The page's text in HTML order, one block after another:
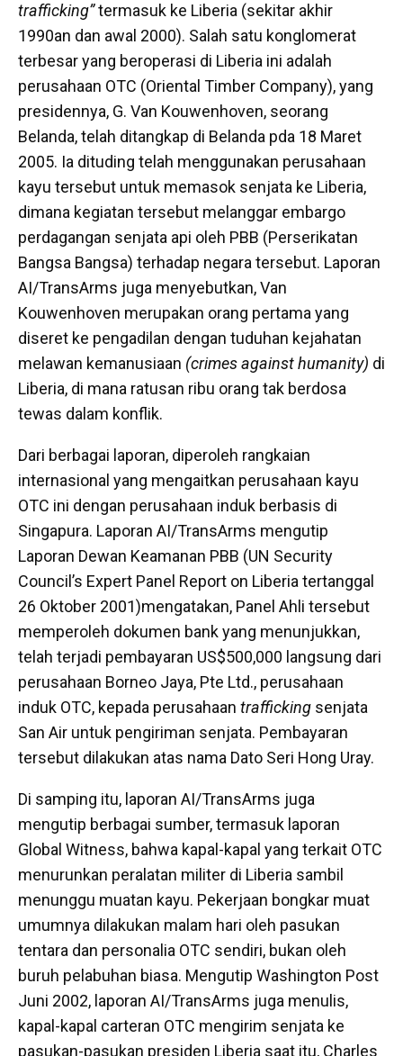
trafficking”termasuk ke Liberia (sekitar akhir
1990an dan awal 2000). Salah satu konglomerat
terbesar yang beroperasi di Liberia ini adalah
perusahaan OTC (Oriental Timber Company), yang
presidennya, G. Van Kouwenhoven, seorang
Belanda, telah ditangkap di Belanda pda 18 Maret
2005. Ia dituding telah menggunakan perusahaan
kayu tersebut untuk memasok senjata ke Liberia,
dimana kegiatan tersebut melanggar embargo
perdagangan senjata api oleh PBB (Perserikatan
Bangsa Bangsa) terhadap negara tersebut. Laporan
AI/TransArms juga menyebutkan, Van
Kouwenhoven merupakan orang pertama yang
diseret ke pengadilan dengan tuduhan kejahatan
melawan kemanusiaan (crimes against humanity) di
Liberia, di mana ratusan ribu orang tak berdosa
tewas dalam konflik.
Dari berbagai laporan, diperoleh rangkaian
internasional yang mengaitkan perusahaan kayu
OTC ini dengan perusahaan induk berbasis di
Singapura. Laporan AI/TransArms mengutip
Laporan Dewan Keamanan PBB (UN Security
Council’s Expert Panel Report on Liberia tertanggal
26 Oktober 2001)mengatakan, Panel Ahli tersebut
memperoleh dokumen bank yang menunjukkan,
telah terjadi pembayaran US$500,000 langsung dari
perusahaan Borneo Jaya, Pte Ltd., perusahaan
induk OTC, kepada perusahaan trafficking senjata
San Air untuk pengiriman senjata. Pembayaran
tersebut dilakukan atas nama Dato Seri Hong Uray.
Di samping itu, laporan AI/TransArms juga
mengutip berbagai sumber, termasuk laporan
Global Witness, bahwa kapal-kapal yang terkait OTC
menurunkan peralatan militer di Liberia sambil
menunggu muatan kayu. Pekerjaan bongkar muat
umumnya dilakukan malam hari oleh pasukan
tentara dan personalia OTC sendiri, bukan oleh
buruh pelabuhan biasa. Mengutip Washington Post
Juni 2002, laporan AI/TransArms juga menulis,
kapal-kapal carteran OTC mengirim senjata ke
pasukan-pasukan presiden Liberia saat itu, Charles